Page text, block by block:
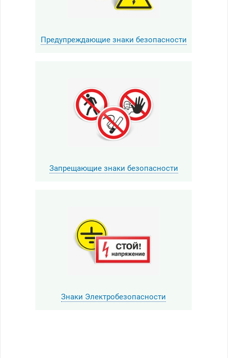
Предупреждающие знаки безопасности
Запрещающие знаки безопасности
Знаки Электробезопасности